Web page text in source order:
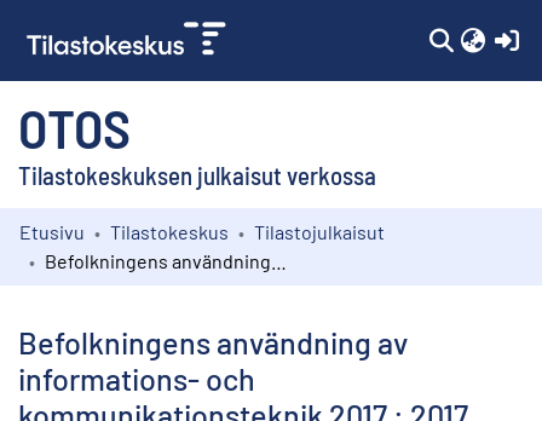
OTOS
Tilastokeskuksen julkaisut verkossa
Kokoelmat
Etusivu Tilastokeskus
Tilastojulkaisut
Befolkningens användning av
informations- och